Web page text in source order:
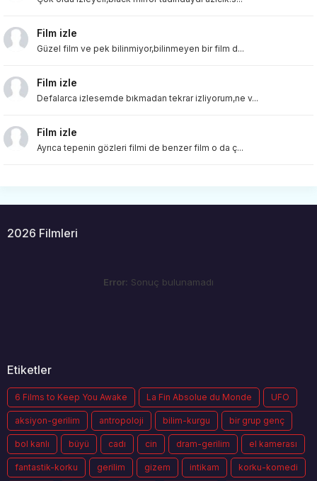
Film izle
Güzel film ve pek bilinmiyor,bilinmeyen bir film d...
Film izle
Defalarca izlesemde bıkmadan tekrar izliyorum,ne v...
Film izle
Ayrıca tepenin gözleri filmi de benzer film o da ç...
2026 Filmleri
Error: Sonuç bulunamadı
Etiketler
6 Films to Keep You Awake La Fin Absolue du Monde UFO
aksiyon-gerilim antropoloji bilim-kurgu bir grup genç
bol kanlı büyü cadı cin dram-gerilim el kamerası
fantastik-korku gerilim gizem intikam korku-komedi